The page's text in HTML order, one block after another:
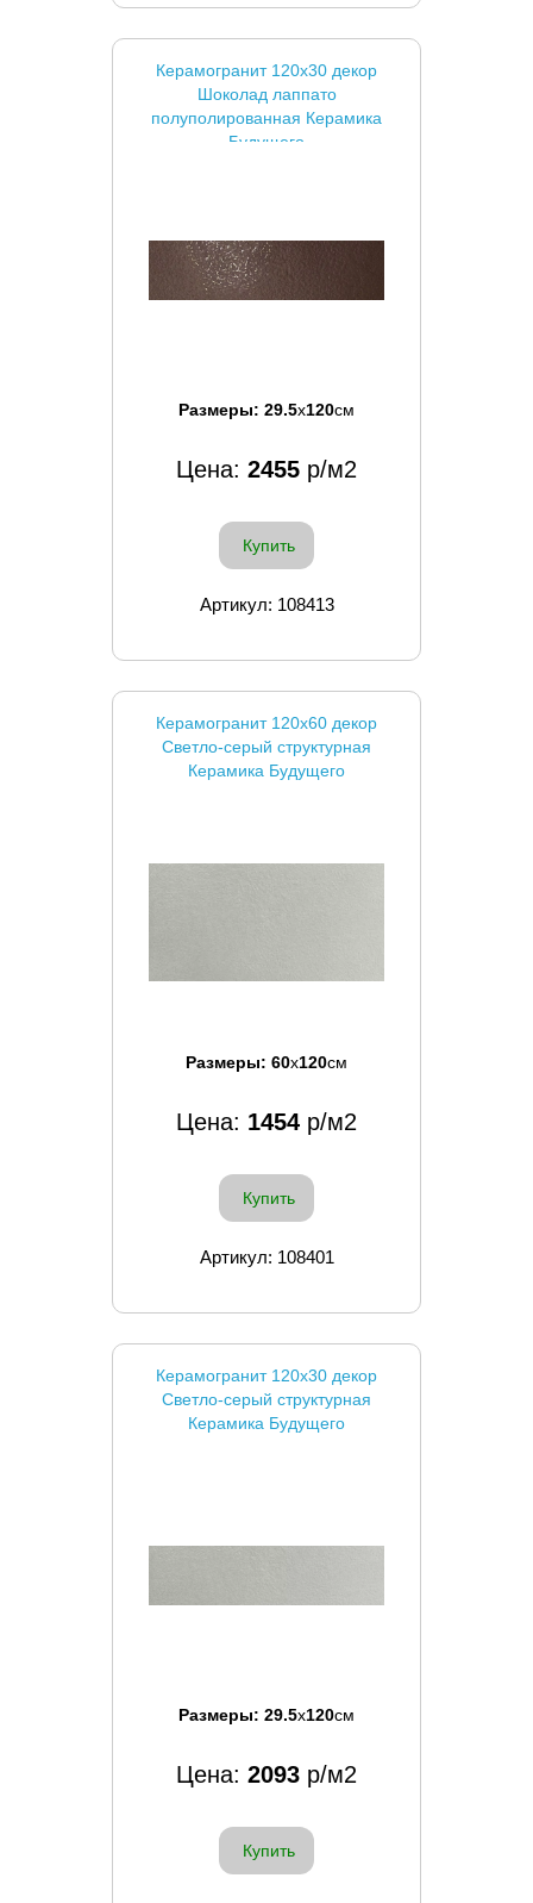
Керамогранит 120x30 декор
Шоколад лаппато
полуполированная Керамика
Будущего
Размеры: 29.5x120см
Цена: 2455 р/м2
Купить
Артикул: 108413
Керамогранит 120x60 декор
Светло-серый структурная
Керамика Будущего
Размеры: 60x120см
Цена: 1454 р/м2
Купить
Артикул: 108401
Керамогранит 120x30 декор
Светло-серый структурная
Керамика Будущего
Размеры: 29.5x120см
Цена: 2093 р/м2
Купить